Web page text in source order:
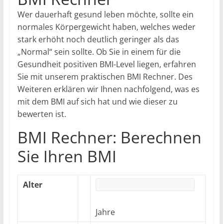
Wer dauerhaft gesund leben möchte, sollte ein
normales Körpergewicht haben, welches weder
stark erhöht noch deutlich geringer als das
„Normal“ sein sollte. Ob Sie in einem für die
Gesundheit positiven BMI-Level liegen, erfahren
Sie mit unserem praktischen BMI Rechner. Des
Weiteren erklären wir Ihnen nachfolgend, was es
mit dem BMI auf sich hat und wie dieser zu
bewerten ist.
BMI Rechner: Berechnen
Sie Ihren BMI
Alter
Jahre